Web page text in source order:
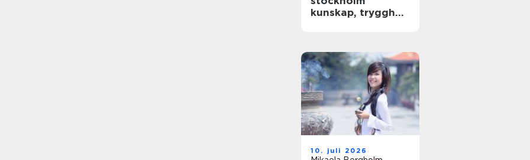
kunskap, trygghet
10. juli 2026